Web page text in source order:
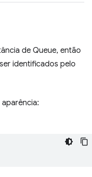
de Queue, então
identificados pelo